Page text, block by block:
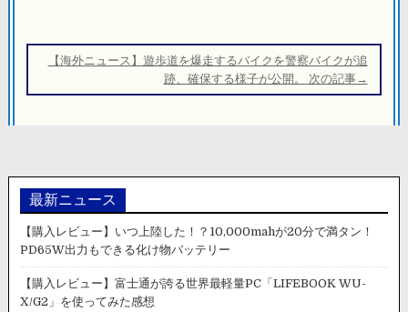
ー 【海外ニュース】遊歩道を爆走するバイクを警察バイクが追
跡、確保する様子が公開。 次の記事→
最新ニュース
【購入レビュー】いつ上陸した！？10,000mahが20分で満タン！
PD65W出力もできる化け物バッテリー
【購入レビュー】富士通が誇る世界最軽量PC「LIFEBOOK WU-
X/G2」を使ってみた感想